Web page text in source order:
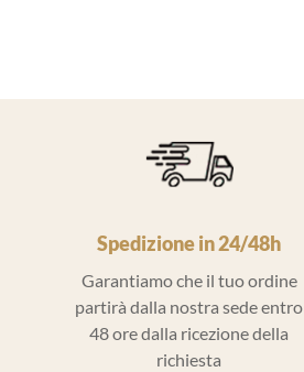
Spedizione in 24/48h
Garantiamo che il tuo ordine
partirà dalla nostra sede entro
48 ore dalla ricezione della
richiesta